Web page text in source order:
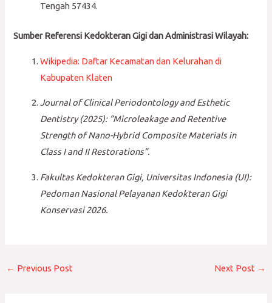
Tengah 57434.
Sumber Referensi Kedokteran Gigi dan Administrasi Wilayah:
Wikipedia: Daftar Kecamatan dan Kelurahan di
Kabupaten Klaten
Journal of Clinical Periodontology and Esthetic
Dentistry (2025): “Microleakage and Retentive
Strength of Nano-Hybrid Composite Materials in
Class I and II Restorations”.
Fakultas Kedokteran Gigi, Universitas Indonesia (UI):
Pedoman Nasional Pelayanan Kedokteran Gigi
Konservasi 2026.
← Previous Post Next Post →